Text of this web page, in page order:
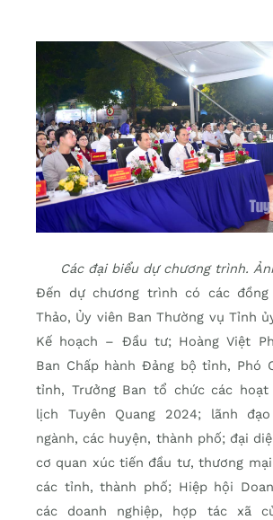
Các đại biểu dự chương trình.
Đến dự chương trình có các
Thảo, Ủy viên Ban Thường vụ Tỉnh
Kế hoạch – Đầu tư; Hoàng Việt
Ban Chấp hành Đảng bộ tỉnh, Phó
tỉnh, Trưởng Ban tổ chức các hoạt
lịch Tuyên Quang 2024; lãnh
ngành, các huyện, thành phố; đại
cơ quan xúc tiến đầu tư, thương
các tỉnh, thành phố; Hiệp hội
các doanh nghiệp, hợp tác xã